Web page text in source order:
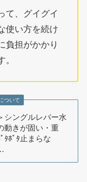
て、グイグイ
使い方を続け
負担がかかり
ついて
シングルレバー水
動きが固い・重
ﾀﾎﾟﾀ止まらな